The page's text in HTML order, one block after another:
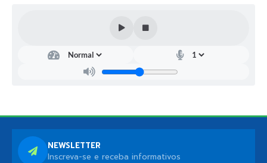
NEWSLETTER
Inscreva-se e receba informativos